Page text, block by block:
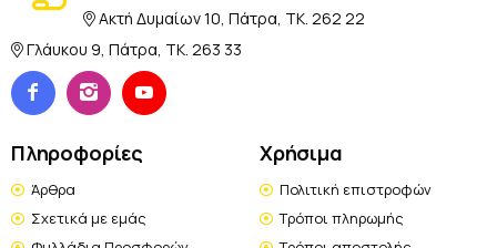
Ακτή Δυμαίων 10, Πάτρα, TK. 262 22
Γλάυκου 9, Πάτρα, TK. 263 33
Πληροφορίες
Άρθρα
Σχετικά με εμάς
Χρήσιμα
Πολιτική επιστροφών
Τρόποι πληρωμής